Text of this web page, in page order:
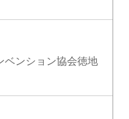
ベンション協会徳地